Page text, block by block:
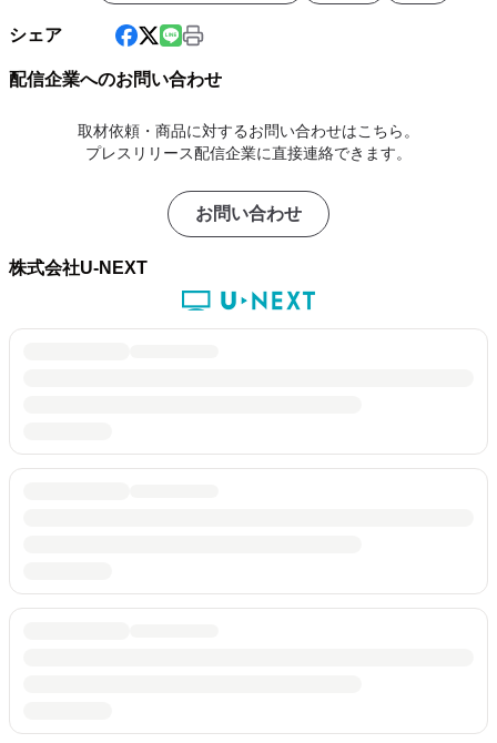
シェア
配信企業へのお問い合わせ
取材依頼・商品に対するお問い合わせはこちら。
プレスリリース配信企業に直接連絡できます。
お問い合わせ
株式会社U-NEXT